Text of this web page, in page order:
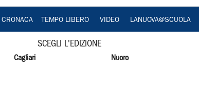
CRONACA TEMPO LIBERO VIDEO LANUOVA@SCUOLA
SCEGLI L'EDIZIONE
Cagliari Nuoro